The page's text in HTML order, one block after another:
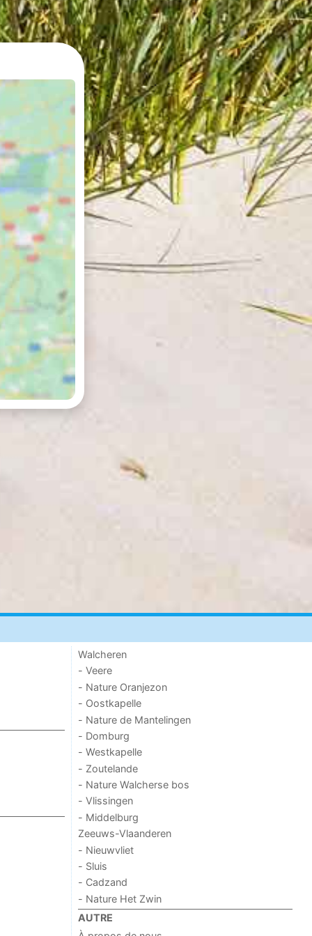
Walcheren
- Veere
- Nature Oranjezon
- Oostkapelle
- Nature de Mantelingen
- Domburg
- Westkapelle
- Zoutelande
- Nature Walcherse bos
- Vlissingen
- Middelburg
Zeeuws-Vlaanderen
- Nieuwvliet
- Sluis
- Cadzand
- Nature Het Zwin
AUTRE